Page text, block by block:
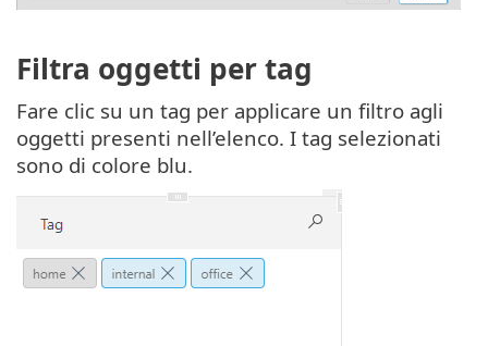
Filtra oggetti per tag
Fare clic su un tag per applicare un filtro agli
oggetti presenti nell’elenco. I tag selezionati
sono di colore blu.